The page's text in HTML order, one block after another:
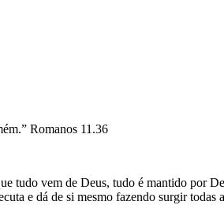
Romanos 11.36
tudo vem de Deus, tudo é mantido por
e dá de si mesmo fazendo surgir